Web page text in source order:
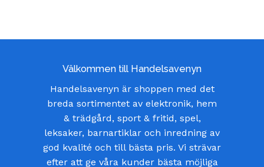
Välkommen till Handelsavenyn
Handelsavenyn är shoppen med det
breda sortimentet av elektronik, hem
& trädgård, sport & fritid, spel,
leksaker, barnartiklar och inredning av
god kvalité och till bästa pris. Vi strävar
efter att ge våra kunder bästa möjliga